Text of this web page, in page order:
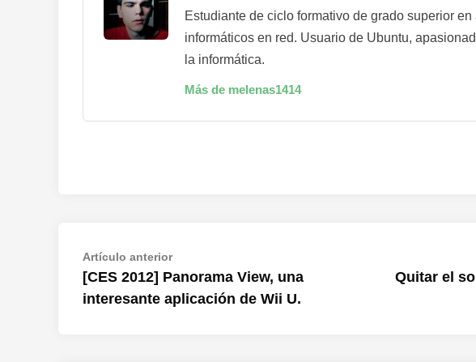
Estudiante de ciclo formativo de grado superior
informáticos en red. Usuario de Ubuntu,
la informática.
Más de melenas1414
Navegación
de
entradas
Artículo anteriorArtículo
anterior:
[CES 2012] Panorama View, una
interesante aplicación de Wii U.
Quitar el